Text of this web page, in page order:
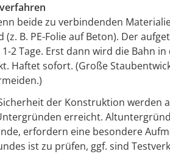
beide zu verbindenden
B. PE-Folie auf Beton). Der
2 Tage. Erst dann wird die Bahn in
Haftet sofort. (Große
der Konstruktion werden
erreicht.
erfordern eine besondere
ist zu prüfen, ggf. sind